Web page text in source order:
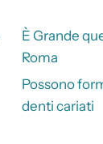
È Grande
Roma
Possono
denti cariati